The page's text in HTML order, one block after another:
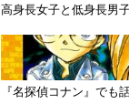
高身長女子と低身長男
『名探偵コナン』でも